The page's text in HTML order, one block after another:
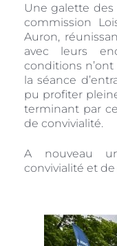
Une galette des
commission
Auron,
avec leurs
conditions
la séance
pu profiter
terminant par
de convivialité.
A nouveau
convivialité et